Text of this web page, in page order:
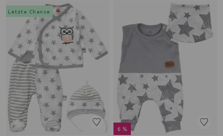
Letzte Chance
6 %